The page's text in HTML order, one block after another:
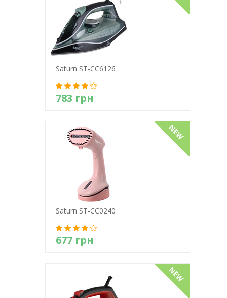
Saturn ST-CC6126
783 грн
Saturn ST-CC0240
677 грн